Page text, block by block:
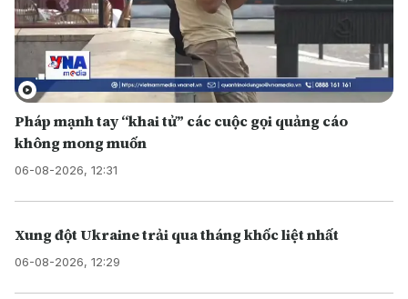
Pháp mạnh tay “khai tử” các cuộc gọi quảng cáo
không mong muốn
06-08-2026, 12:31
Xung đột Ukraine trải qua tháng khốc liệt nhất
06-08-2026, 12:29